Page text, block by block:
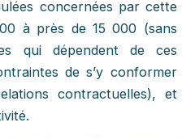
concernées par cette
à près de 15 000 (sans
qui dépendent de ces
de s’y conformer
contractuelles), et